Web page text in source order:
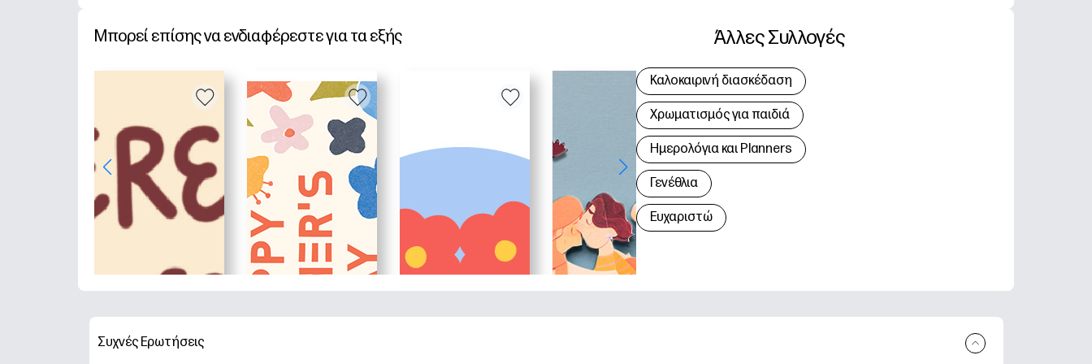
Μπορεί επίσης να ενδιαφέρεστε για τα εξής Άλλες Συλλογές
Καλοκαιρινή διασκέδαση
Χρωματισμός για παιδιά
Hμερολόγια και Planners
Γενέθλια
Ευχαριστώ
Συχνές Ερωτήσεις